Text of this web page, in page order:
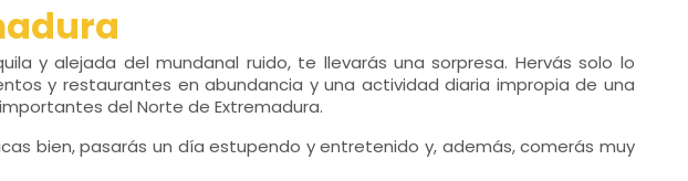
y alejada del mundanal ruido, te llevarás una sorpresa. Hervás solo lo
y restaurantes en abundancia y una actividad diaria impropia de una
del Norte de Extremadura.
bien, pasarás un día estupendo y entretenido y, además, comerás muy